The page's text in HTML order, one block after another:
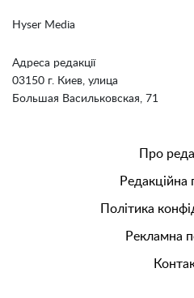
Hyser Media
Адреса редакції
03150 г. Киев, улица
Большая Васильковская, 71
Про
Редакційна
Політика
Рекламна